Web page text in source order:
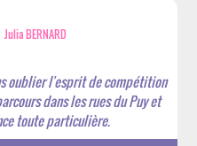
Julia BERNARD
oublier l'esprit de compétition
dans les rues du Puy et
toute particulière.